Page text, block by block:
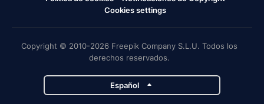
Cookies settings
Copyright © 2010-2026 Freepik Company S.L.U. Todos los
derechos reservados.
Español